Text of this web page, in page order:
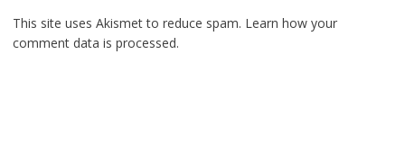
This site uses Akismet to reduce spam. Learn how your
comment data is processed.